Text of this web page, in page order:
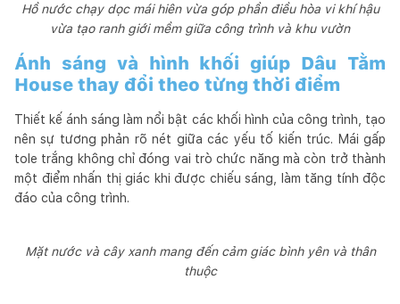
Hồ nước chạy dọc mái hiên vừa góp phần điều hòa vi khí hậu
vừa tạo ranh giới mềm giữa công trình và khu vườn
Ánh sáng và hình khối giúp Dâu Tằm
House thay đổi theo từng thời điểm
Thiết kế ánh sáng làm nổi bật các khối hình của công trình, tạo
nên sự tương phản rõ nét giữa các yếu tố kiến trúc. Mái gấp
tole trắng không chỉ đóng vai trò chức năng mà còn trở thành
một điểm nhấn thị giác khi được chiếu sáng, làm tăng tính độc
đáo của công trình.
Mặt nước và cây xanh mang đến cảm giác bình yên và thân
thuộc